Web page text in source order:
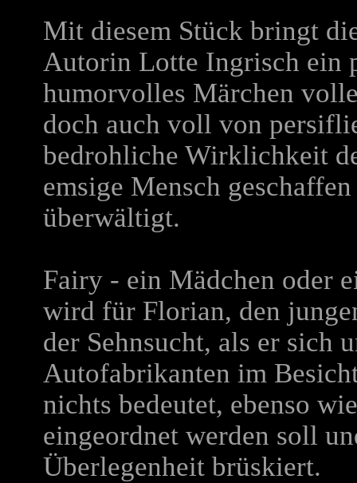
Mit diesem Stück bringt
Autorin Lotte Ingrisch ein
humorvolles Märchen
doch auch voll von
bedrohliche Wirklichkeit
emsige Mensch
überwältigt.
Fairy - ein Mädchen oder
wird für Florian, den
der Sehnsucht, als er sich
Autofabrikanten im
nichts bedeutet, ebenso
eingeordnet werden soll
Überlegenheit brüskiert.